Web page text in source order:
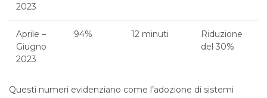
2023
Aprile –
Giugno
2023
94% 12 minuti
Riduzione
del 30%
Questi numeri evidenziano come l’adozione di sistemi